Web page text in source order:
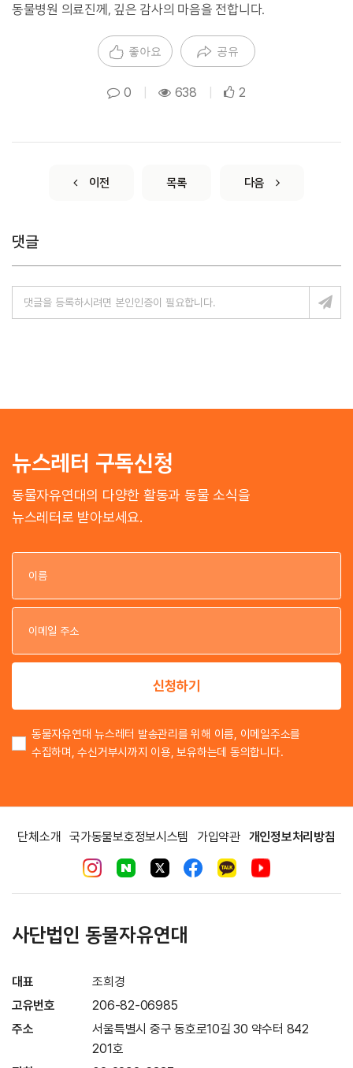
동물병원 의료진께, 깊은 감사의 마음을 전합니다.
좋아요 공유
0 638 2
이전 목록 다음
댓글
뉴스레터 구독신청
동물자유연대의 다양한 활동과 동물 소식을
뉴스레터로 받아보세요.
이
이
신청하기
동물자유연대 뉴스레터 발송관리를 위해 이름, 이메일주소를
수집하며, 수신거부시까지 이용, 보유하는데 동의합니다.
단체소개 국가동물보호정보시스템 가입약관 개인정보처리방침
사단법인 동물자유연대
대표
조희경
고유번호
206-82-06985
주소
서울특별시 중구 동호로10길 30 약수터 842
201호